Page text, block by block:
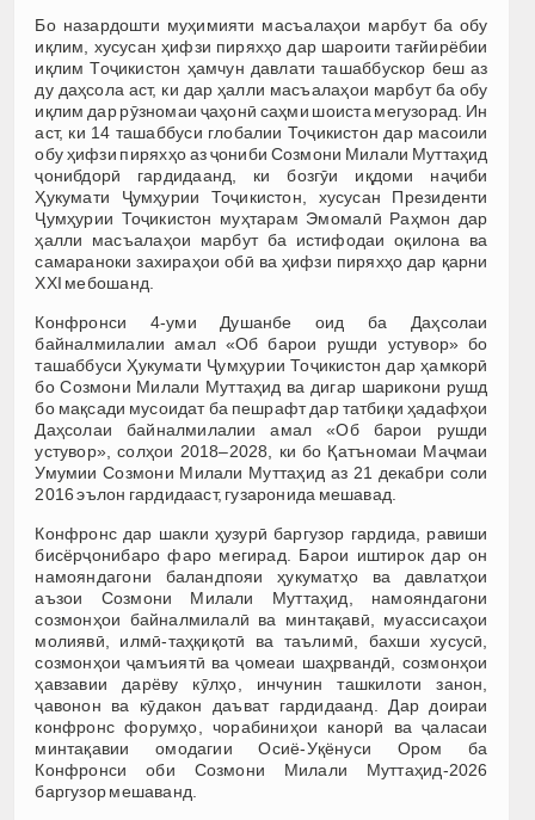
Бо назардошти муҳимияти масъалаҳои марбут ба обу
иқлим, хусусан ҳифзи пиряхҳо дар шароити тағйирёбии
иқлим Тоҷикистон ҳамчун давлати ташаббускор беш аз
ду даҳсола аст, ки дар ҳалли масъалаҳои марбут ба обу
иқлим дар рӯзномаи ҷаҳонӣ саҳми шоиста мегузорад. Ин
аст, ки 14 ташаббуси глобалии Тоҷикистон дар масоили
обу ҳифзи пиряхҳо аз ҷониби Созмони Милали Муттаҳид
ҷонибдорӣ гардидаанд, ки бозгӯи иқдоми наҷиби
Ҳукумати Ҷумҳурии Тоҷикистон, хусусан Президенти
Ҷумҳурии Тоҷикистон муҳтарам Эмомалӣ Раҳмон дар
ҳалли масъалаҳои марбут ба истифодаи оқилона ва
самараноки захираҳои обӣ ва ҳифзи пиряхҳо дар қарни
XXI мебошанд.
Конфронси 4-уми Душанбе оид ба Даҳсолаи
байналмилалии амал «Об барои рушди устувор» бо
ташаббуси Ҳукумати Ҷумҳурии Тоҷикистон дар ҳамкорӣ
бо Созмони Милали Муттаҳид ва дигар шарикони рушд
бо мақсади мусоидат ба пешрафт дар татбиқи ҳадафҳои
Даҳсолаи байналмилалии амал «Об барои рушди
устувор», солҳои 2018–2028, ки бо Қатъномаи Маҷмаи
Умумии Созмони Милали Муттаҳид аз 21 декабри соли
2016 эълон гардидааст, гузаронида мешавад.
Конфронс дар шакли ҳузурӣ баргузор гардида, равиши
бисёрҷонибаро фаро мегирад. Барои иштирок дар он
намояндагони баландпояи ҳукуматҳо ва давлатҳои
аъзои Созмони Милали Муттаҳид, намояндагони
созмонҳои байналмилалӣ ва минтақавӣ, муассисаҳои
молиявӣ, илмӣ-таҳқиқотӣ ва таълимӣ, бахши хусусӣ,
созмонҳои ҷамъиятӣ ва ҷомеаи шаҳрвандӣ, созмонҳои
ҳавзавии дарёву кӯлҳо, инчунин ташкилоти занон,
ҷавонон ва кӯдакон даъват гардидаанд. Дар доираи
конфронс форумҳо, чорабиниҳои канорӣ ва ҷаласаи
минтақавии омодагии Осиё-Уқёнуси Ором ба
Конфронси оби Созмони Милали Муттаҳид-2026
баргузор мешаванд.